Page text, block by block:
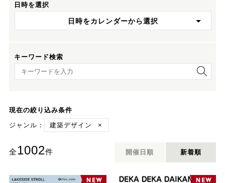
日時を選択
日時をカレンダーから選択
キーワード検索
キーワード検索
現在の絞り込み条件
ジャンル：
建築デザイン ×
全1002件 開催日順 新着順